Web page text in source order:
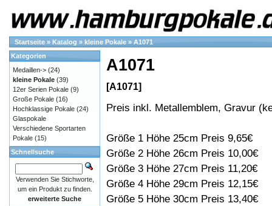
Startseite » Katalog » kleine Pokale » A1071
A1071
[A1071]
Preis inkl. Metallemblem, Gravur
Größe 1 Höhe 25cm Preis 9,65€
Größe 2 Höhe 26cm Preis 10,00€
Größe 3 Höhe 27cm Preis 11,20€
Größe 4 Höhe 29cm Preis 12,15€
Größe 5 Höhe 30cm Preis 13,40€
Kategorien
Medaillen-> (24)
kleine Pokale (39)
12er Serien Pokale (9)
Große Pokale (16)
Hochklassige Pokale (24)
Glaspokale
Verschiedene Sportarten
Pokale (15)
Schnellsuche
Verwenden Sie Stichworte,
um ein Produkt zu finden.
erweiterte Suche